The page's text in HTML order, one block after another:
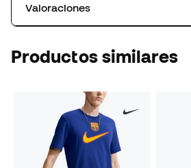
Valoraciones
Productos similares